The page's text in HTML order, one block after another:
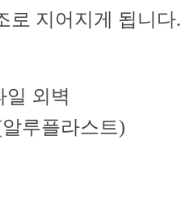
로 지어지게 됩니다.
일 외벽
루플라스트)